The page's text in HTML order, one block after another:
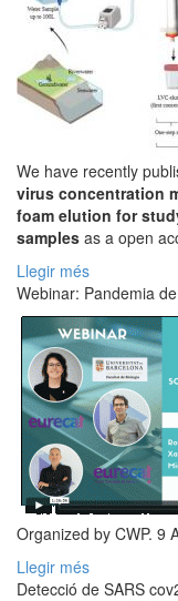
We have recently
virus concentration
foam elution for
samples as a open
Llegir més
Webinar: Pandemia
Organized by CWP. 9
Llegir més
Detecció de SARS